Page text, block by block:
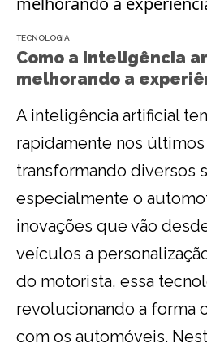
TECNOLOGIA
Como a inteligência
melhorando a
A inteligência artificial
rapidamente nos últimos
transformando diversos
especialmente o
inovações que vão
veículos a
do motorista, essa
revolucionando a forma
com os automóveis.